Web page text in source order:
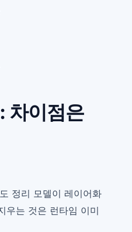
차이점은
정리 모델이 레이어화
우는 것은 런타임 이미